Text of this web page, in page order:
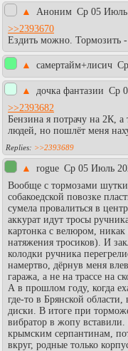
▲ Аноним Ср 05 Июль
>>2393670
Ездить можно. Тормозить -
▲ самертайм+лисич
▲ дочка фантазии Ср
>>2393682
Бензина я потрачу на 2К, а
людей, но пошлёт меня
>>2393689
▲ rogue Ср 05 Июль
Вообще с тормозами
собакоедской повозке
сумела провалиться в
аккурат идут тросы
картонка с велюром, никак
натяжения тросиков). И
колодки ручника
намертво, дёрнув меня
гаража, а не на трассе на
А в прошлом году, когда
где-то в Брянской
диски. В итоге при
вибратор в жопу
крымским серпантинам,
вкруг, родные только